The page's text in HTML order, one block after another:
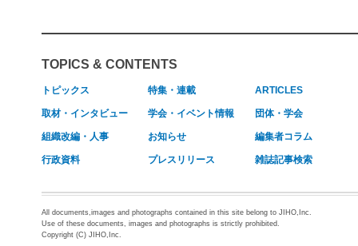
TOPICS & CONTENTS
トピックス 特集・連載 ARTICLES
取材・インタビュー 学会・イベント情報 団体・学会
組織改編・人事 お知らせ 編集者コラム
行政資料 プレスリリース 雑誌記事検索
All documents,images and photographs contained in this site belong to JIHO,Inc.
Use of these documents, images and photographs is strictly prohibited.
Copyright (C) JIHO,Inc.